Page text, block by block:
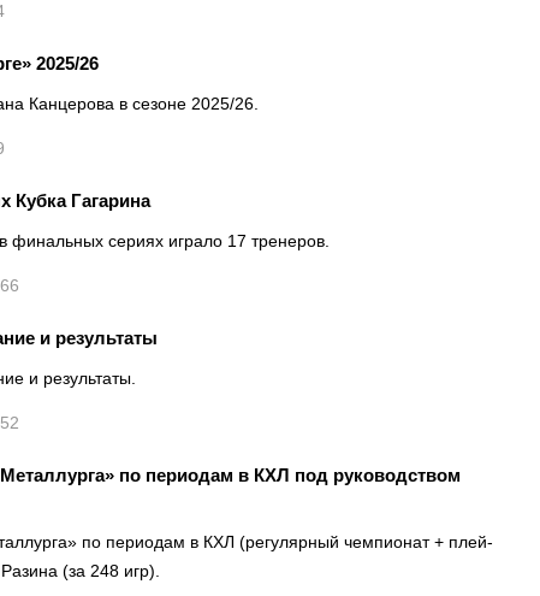
2025/26
Канцерова в сезоне 2025/26.
Кубка Гагарина
финальных сериях играло 17 тренеров.
и результаты
и результаты.
по периодам в КХЛ под руководством
по периодам в КХЛ (регулярный чемпионат + плей-
(за 248 игр).